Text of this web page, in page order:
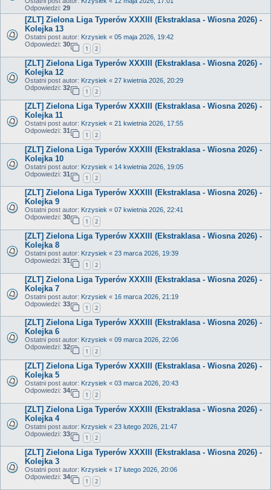
Odpowiedzi: 29
[ZLT] Zielona Liga Typerów XXXIII (Ekstraklasa - Wiosna 2026) -
Kolejka 13
Ostatni post autor: Krzysiek « 05 maja 2026, 19:42
Odpowiedzi: 30
1 2
[ZLT] Zielona Liga Typerów XXXIII (Ekstraklasa - Wiosna 2026) -
Kolejka 12
Ostatni post autor: Krzysiek « 27 kwietnia 2026, 20:29
Odpowiedzi: 32
1 2
[ZLT] Zielona Liga Typerów XXXIII (Ekstraklasa - Wiosna 2026) -
Kolejka 11
Ostatni post autor: Krzysiek « 21 kwietnia 2026, 17:55
Odpowiedzi: 31
1 2
[ZLT] Zielona Liga Typerów XXXIII (Ekstraklasa - Wiosna 2026) -
Kolejka 10
Ostatni post autor: Krzysiek « 14 kwietnia 2026, 19:05
Odpowiedzi: 31
1 2
[ZLT] Zielona Liga Typerów XXXIII (Ekstraklasa - Wiosna 2026) -
Kolejka 9
Ostatni post autor: Krzysiek « 07 kwietnia 2026, 22:41
Odpowiedzi: 30
1 2
[ZLT] Zielona Liga Typerów XXXIII (Ekstraklasa - Wiosna 2026) -
Kolejka 8
Ostatni post autor: Krzysiek « 23 marca 2026, 19:39
Odpowiedzi: 31
1 2
[ZLT] Zielona Liga Typerów XXXIII (Ekstraklasa - Wiosna 2026) -
Kolejka 7
Ostatni post autor: Krzysiek « 16 marca 2026, 21:19
Odpowiedzi: 33
1 2
[ZLT] Zielona Liga Typerów XXXIII (Ekstraklasa - Wiosna 2026) -
Kolejka 6
Ostatni post autor: Krzysiek « 09 marca 2026, 22:06
Odpowiedzi: 32
1 2
[ZLT] Zielona Liga Typerów XXXIII (Ekstraklasa - Wiosna 2026) -
Kolejka 5
Ostatni post autor: Krzysiek « 03 marca 2026, 20:43
Odpowiedzi: 34
1 2
[ZLT] Zielona Liga Typerów XXXIII (Ekstraklasa - Wiosna 2026) -
Kolejka 4
Ostatni post autor: Krzysiek « 23 lutego 2026, 21:47
Odpowiedzi: 33
1 2
[ZLT] Zielona Liga Typerów XXXIII (Ekstraklasa - Wiosna 2026) -
Kolejka 3
Ostatni post autor: Krzysiek « 17 lutego 2026, 20:06
Odpowiedzi: 34
1 2